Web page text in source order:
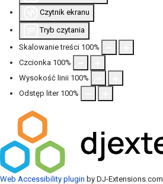
Czytnik ekranu
Tryb czytania
Skalowanie treści 100%
Czcionka 100%
Wysokość linii 100%
Odstęp liter 100%
Web Accessibility plugin by DJ-Extensions.com